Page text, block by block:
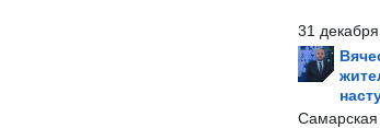
31
Самарская